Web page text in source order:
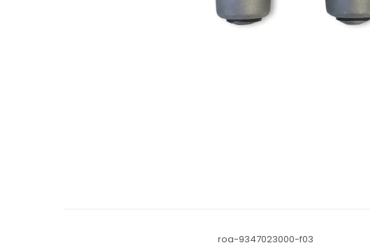
roa-9347023000-f03